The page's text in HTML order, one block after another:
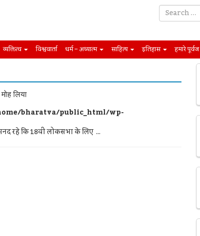
व्यक्तित्व विश्ववार्ता धर्म – अध्यात्म साहित्य इतिहास हमारे पूर्वज
लिया
bharatva/public_html/wp-
रहे कि 18वीं लोकसभा के लिए ...